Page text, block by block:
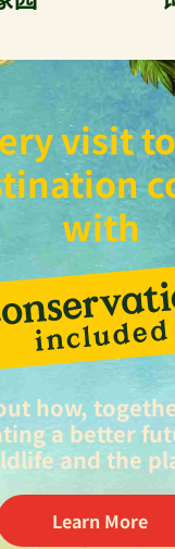
visit
with
how,
a better
and the
Learn More